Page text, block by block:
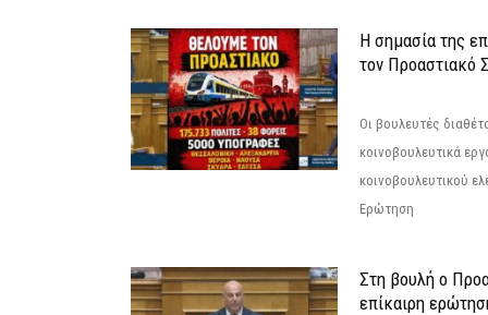
Η σημασία της
τον Προαστιακό
Οι βουλευτές
κοινοβουλευτικά
κοινοβουλευτικού
Ερώτηση
Στη βουλή ο
επίκαιρη